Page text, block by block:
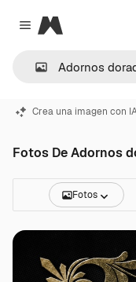
Close menu
Magnific
Crea una imagen con
Fotos De Adornos
Fotos